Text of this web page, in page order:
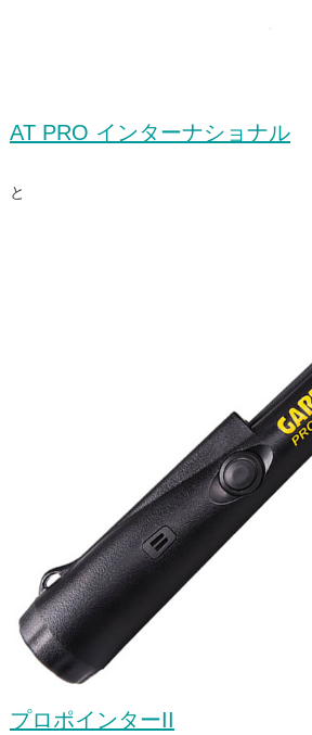
AT PRO インターナショナル
と
プロポインターII